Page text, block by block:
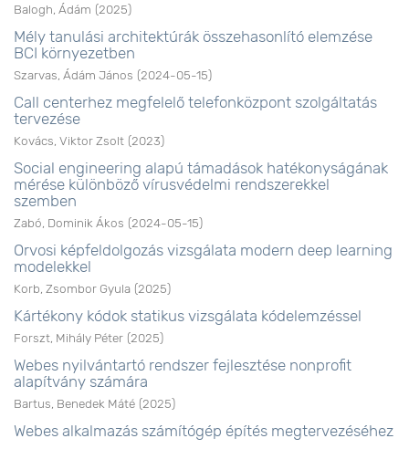
Balogh, Ádám (2025)
Mély tanulási architektúrák összehasonlító elemzése
BCI környezetben
Szarvas, Ádám János (2024-05-15)
Call centerhez megfelelő telefonközpont szolgáltatás
tervezése
Kovács, Viktor Zsolt (2023)
Social engineering alapú támadások hatékonyságának
mérése különböző vírusvédelmi rendszerekkel
szemben
Zabó, Dominik Ákos (2024-05-15)
Orvosi képfeldolgozás vizsgálata modern deep learning
modelekkel
Korb, Zsombor Gyula (2025)
Kártékony kódok statikus vizsgálata kódelemzéssel
Forszt, Mihály Péter (2025)
Webes nyilvántartó rendszer fejlesztése nonprofit
alapítvány számára
Bartus, Benedek Máté (2025)
Webes alkalmazás számítógép építés megtervezéséhez